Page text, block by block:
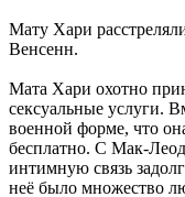
Мату Хари
Венсенн.
Мата Хари охотно
сексуальные услуги.
военной форме, что
бесплатно. С Мак-
интимную связь
неё было множество